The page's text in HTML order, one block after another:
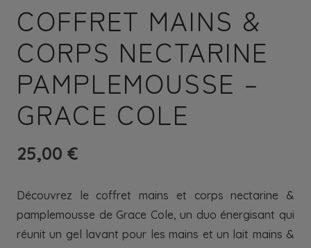
COFFRET MAINS &
CORPS NECTARINE
PAMPLEMOUSSE –
GRACE COLE
25,00 €
Découvrez le coffret mains et corps nectarine &
pamplemousse de Grace Cole, un duo énergisant qui
réunit un gel lavant pour les mains et un lait mains &